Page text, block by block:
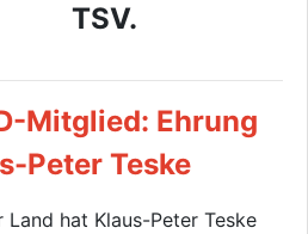
TSV.
Mitglied: Ehrung
Peter Teske
Land hat Klaus-Peter Teske